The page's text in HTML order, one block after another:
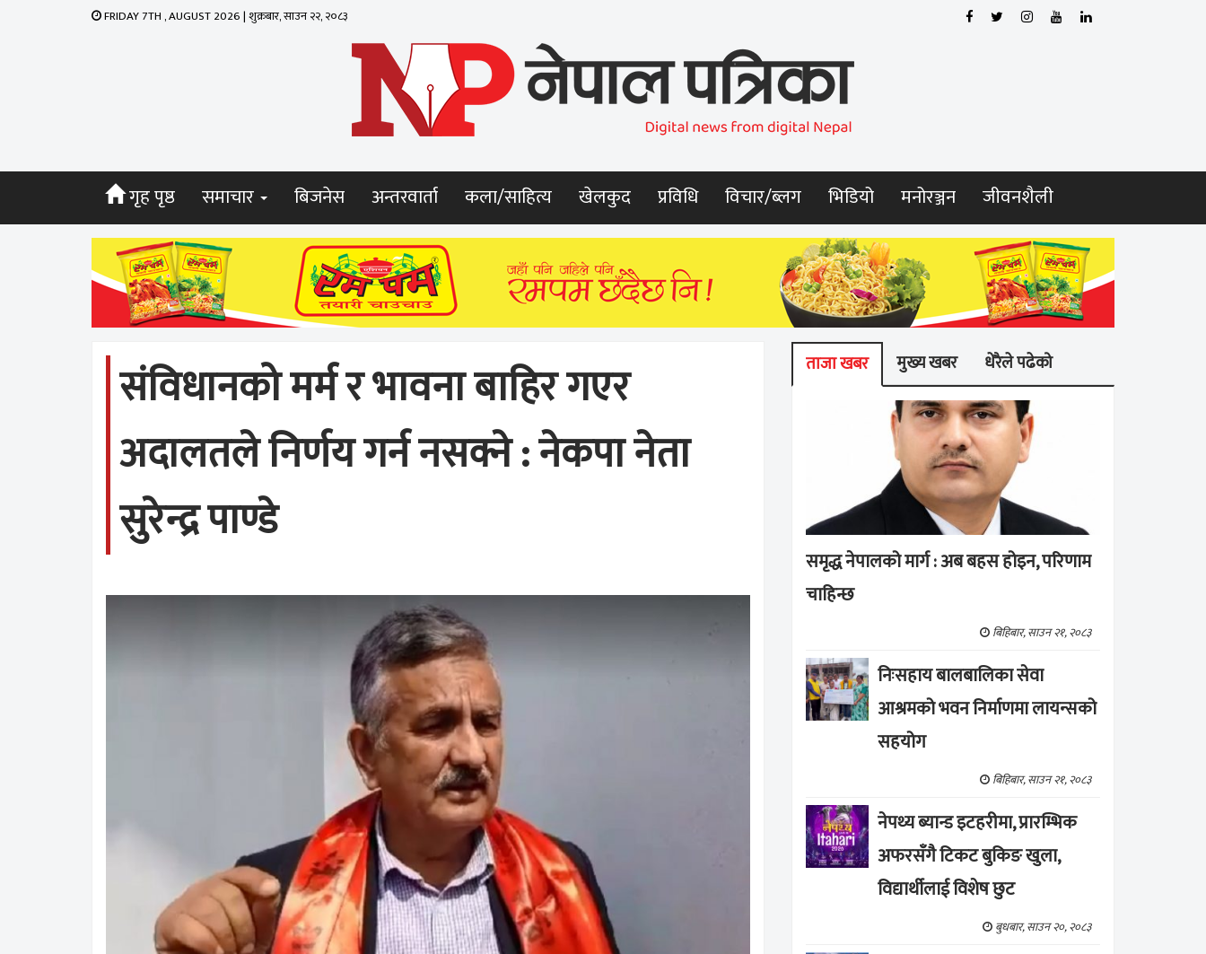
FRIDAY 7TH , AUGUST 2026 | शुक्रबार, साउन २२, २०८३
गृह पृष्ठ समाचार बिजनेस अन्तरवार्ता कला/साहित्य खेलकुद प्रविधि विचार/ब्लग भिडियो मनोरञ्जन जीवनशैली
संविधानको मर्म र भावना बाहिर गएर
अदालतले निर्णय गर्न नसक्ने : नेकपा नेता
सुरेन्द्र पाण्डे
ताजा खबर मुख्य खबर धेरैले पढेको
समृद्ध नेपालको मार्ग : अब बहस होइन, परिणाम
चाहिन्छ
बिहिबार, साउन २१, २०८३
निःसहाय बालबालिका सेवा
आश्रमको भवन निर्माणमा लायन्सको
सहयोग
बिहिबार, साउन २१, २०८३
नेपथ्य ब्यान्ड इटहरीमा, प्रारम्भिक
अफरसँगै टिकट बुकिङ खुला,
विद्यार्थीलाई विशेष छुट
बुधबार, साउन २०, २०८३